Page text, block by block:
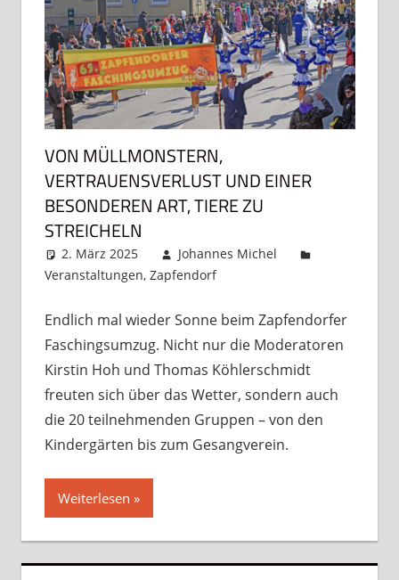
VON MÜLLMONSTERN,
VERTRAUENSVERLUST UND EINER
BESONDEREN ART, TIERE ZU
STREICHELN
2. März 2025
Johannes Michel
Veranstaltungen, Zapfendorf
Endlich mal wieder Sonne beim Zapfendorfer
Faschingsumzug. Nicht nur die Moderatoren
Kirstin Hoh und Thomas Köhlerschmidt
freuten sich über das Wetter, sondern auch
die 20 teilnehmenden Gruppen – von den
Kindergärten bis zum Gesangverein.
Weiterlesen